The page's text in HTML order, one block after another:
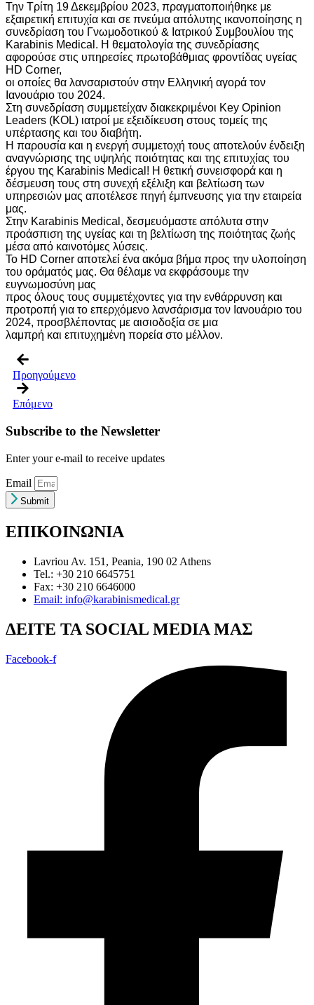
Την Τρίτη 19 Δεκεμβρίου 2023, πραγματοποιήθηκε με
εξαιρετική επιτυχία και σε πνεύμα απόλυτης ικανοποίησης η
συνεδρίαση του Γνωμοδοτικού & Ιατρικού Συμβουλίου της
Karabinis Medical. Η θεματολογία της συνεδρίασης
αφορούσε στις υπηρεσίες πρωτοβάθμιας φροντίδας υγείας
HD Corner,
οι οποίες θα λανσαριστούν στην Ελληνική αγορά τον
Ιανουάριο του 2024.
Στη συνεδρίαση συμμετείχαν διακεκριμένοι Key Opinion
Leaders (KOL) ιατροί με εξειδίκευση στους τομείς της
υπέρτασης και του διαβήτη.
Η παρουσία και η ενεργή συμμετοχή τους αποτελούν ένδειξη
αναγνώρισης της υψηλής ποιότητας και της επιτυχίας του
έργου της Karabinis Medical! Η θετική συνεισφορά και η
δέσμευση τους στη συνεχή εξέλιξη και βελτίωση των
υπηρεσιών μας αποτέλεσε πηγή έμπνευσης για την εταιρεία
μας.
Στην Karabinis Medical, δεσμευόμαστε απόλυτα στην
προάσπιση της υγείας και τη βελτίωση της ποιότητας ζωής
μέσα από καινοτόμες λύσεις.
Το HD Corner αποτελεί ένα ακόμα βήμα προς την υλοποίηση
του οράματός μας. Θα θέλαμε να εκφράσουμε την
ευγνωμοσύνη μας
προς όλους τους συμμετέχοντες για την ενθάρρυνση και
προτροπή για το επερχόμενο λανσάρισμα τον Ιανουάριο του
2024, προσβλέποντας με αισιοδοξία σε μια
λαμπρή και επιτυχημένη πορεία στο μέλλον.
Προηγούμενο
Επόμενο
Subscribe to the Newsletter
Enter your e-mail to receive updates
Email
Submit
ΕΠΙΚΟΙΝΩΝΙΑ
Lavriou Av. 151, Peania, 190 02 Athens
Tel.: +30 210 6645751
Fax: +30 210 6646000
Email: info@karabinismedical.gr
ΔEITE TA SOCIAL MEDIA ΜΑΣ
Facebook-f